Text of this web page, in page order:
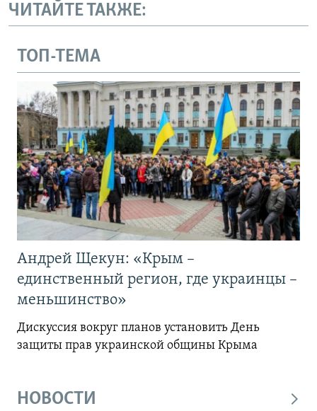
ЧИТАЙТЕ ТАКЖЕ:
ТОП-ТЕМА
Андрей Щекун: «Крым –
единственный регион, где украинцы –
меньшинство»
Дискуссия вокруг планов установить День
защиты прав украинской общины Крыма
НОВОСТИ